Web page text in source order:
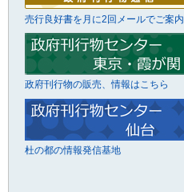
売行良好書を月に2回メールでご案内
政府刊行物の販売、情報はこちら
杜の都の情報発信基地